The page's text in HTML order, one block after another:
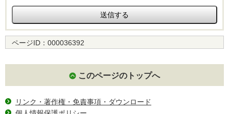
ページID： 000036392
このページのトップへ
リンク・著作権・免責事項・ダウンロード